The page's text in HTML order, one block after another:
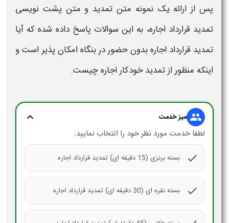
پس از ارائه یک نمونه متن تمدید ومتن پشت نویسی
تمدید قرارداد اجاره​، به این سوالات پاسخ داده شده که آیا
تمدید قرارداد اجارهبدون حضور در بنگاه امکان پذیر است و
اینکه منظور ازتمدید خودکار اجارهچیست.
group میز خدمت expand_more
لطفا خدمت مورد نظر خود را انتخاب نمایید:
check بسته برنزی (15 دقیقه ای) تمدید قرارداد اجاره
check بسته نقره ای (30 دقیقه ای) تمدید قرارداد اجاره